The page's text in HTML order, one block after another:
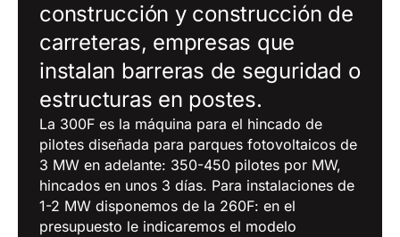
construcción y construcción de
carreteras, empresas que
instalan barreras de seguridad o
estructuras en postes.
La 300F es la máquina para el hincado de
pilotes diseñada para parques fotovoltaicos de
3 MW en adelante: 350-450 pilotes por MW,
hincados en unos 3 días. Para instalaciones de
1-2 MW disponemos de la 260F: en el
presupuesto le indicaremos el modelo